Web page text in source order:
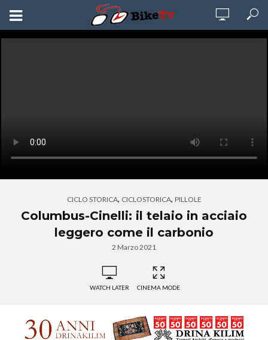
CICLO STORICA, CICLOSTORICA, PILLOLE
Columbus-Cinelli: il telaio in acciaio
leggero come il carbonio
2 Marzo 2021
WATCH LATER CINEMA MODE